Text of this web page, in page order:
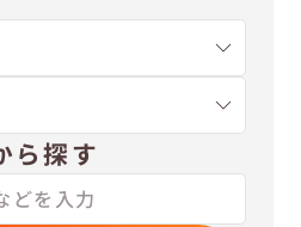
ら探す